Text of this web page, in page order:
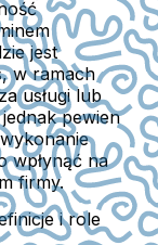
jest
w ramach
usługi lub
pewien
wpłynąć na
firmy.
i role